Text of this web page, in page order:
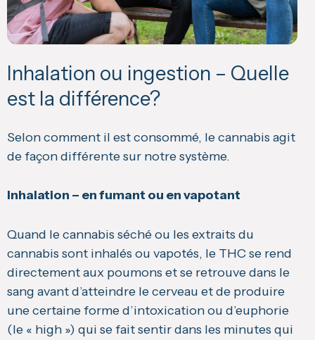
Inhalation ou ingestion – Quelle
est la différence?
Selon comment il est consommé, le cannabis agit
de façon différente sur notre système.
Inhalation – en fumant ou en vapotant
Quand le cannabis séché ou les extraits du
cannabis sont inhalés ou vapotés, le THC se rend
directement aux poumons et se retrouve dans le
sang avant d’atteindre le cerveau et de produire
une certaine forme d’intoxication ou d’euphorie
(le « high ») qui se fait sentir dans les minutes qui